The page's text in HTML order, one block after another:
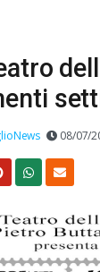
08/07/